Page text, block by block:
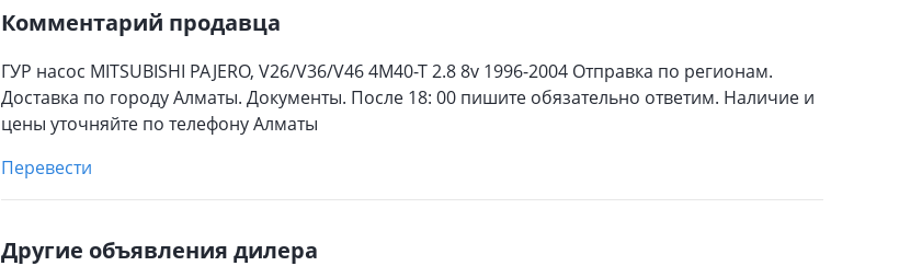
Комментарий продавца
ГУР насос MITSUBISHI PAJERO, V26/V36/V46 4M40-T 2.8 8v 1996-2004 Отправка по регионам.
Доставка по городу Алматы. Документы. После 18: 00 пишите обязательно ответим. Наличие и
цены уточняйте по телефону Алматы
Перевести
Другие объявления дилера